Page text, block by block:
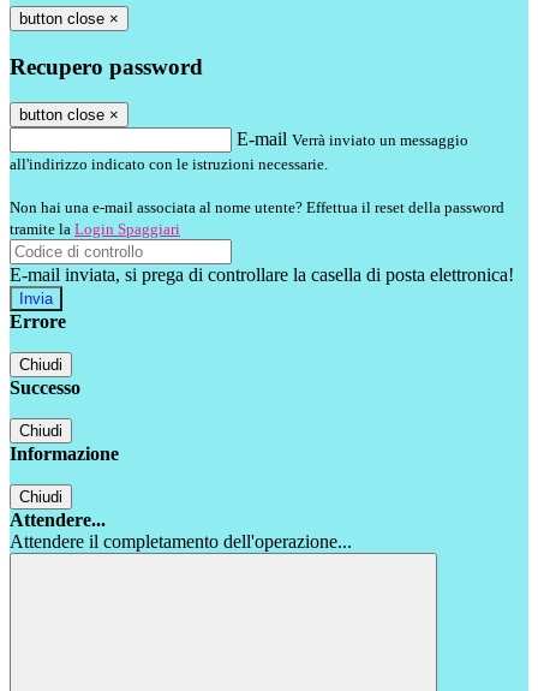
button close ×
Recupero password
button close ×
E-mail Verrà inviato un messaggio
all'indirizzo indicato con le istruzioni necessarie.
Non hai una e-mail associata al nome utente? Effettua il reset della password
tramite la Login Spaggiari
E-mail inviata, si prega di controllare la casella di posta elettronica!
Errore
Chiudi
Successo
Chiudi
Informazione
Chiudi
Attendere...
Attendere il completamento dell'operazione...